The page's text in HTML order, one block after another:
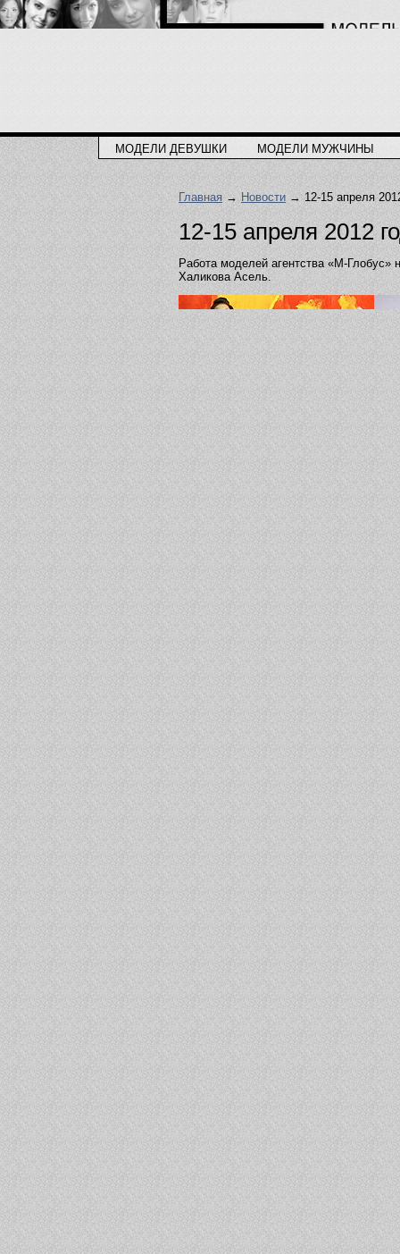
МОДЕЛИ ДЕВУШКИ МОДЕЛИ МУЖЧИНЫ
Главная → Новости → 12-15 апреля
12-15 апреля 2012
Работа моделей агентства «М-
Халикова Асель.